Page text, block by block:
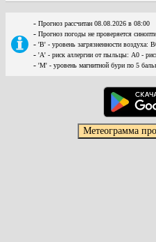
- Прогноз рассчитан 08.08.2026 в 08:00
- Прогноз погоды не проверяется
- 'В' - уровень загрязненности воздуха:
- 'А' - риск аллергии от пыльцы: А0 -
- 'М' - уровень магнитной бури по 5